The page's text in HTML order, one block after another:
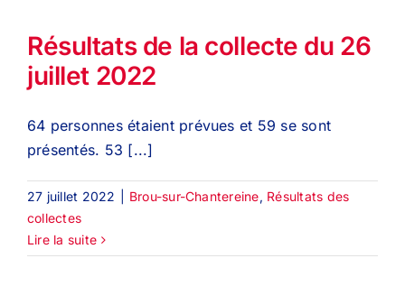
Résultats de la collecte du 26
juillet 2022
64 personnes étaient prévues et 59 se sont
présentés. 53 [...]
27 juillet 2022 Brou-sur-Chantereine, Résultats des
collectes
Lire la suite